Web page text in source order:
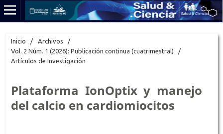
Inicio / Archivos
/
Vol. 2 Núm. 1 (2026): Publicación continua (cuatrimestral)
/
Artículos de Investigación
Plataforma IonOptix y manejo
del calcio en cardiomiocitos